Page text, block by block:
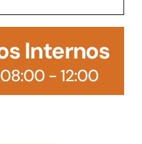
Internos
- 12:00